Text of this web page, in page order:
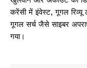
करेंसी में इंवेस्ट, गूगल रिव्यू
गूगल सर्च जैसे साइबर
गया।